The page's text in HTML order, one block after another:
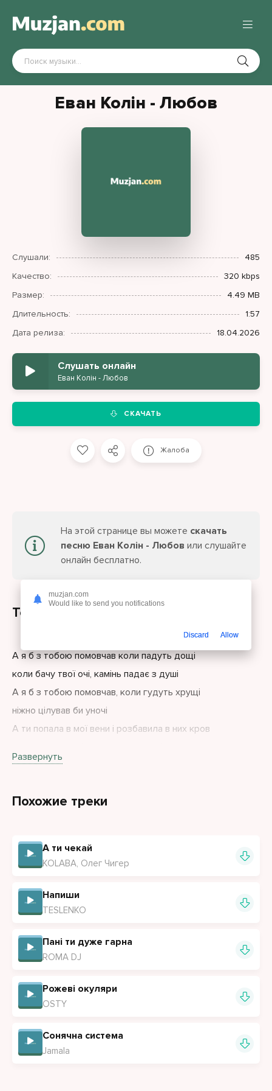
Еван Колін - Любов
Слушали:
485
Качество:
320 kbps
Размер:
4.49 MB
Длительность:
1:57
Дата релиза:
18.04.2026
Слушать онлайн
Еван Колін - Любов
СКАЧАТЬ
Жалоба
На этой странице вы можете скачать
песню Еван Колін - Любов или слушайте
онлайн бесплатно.
Текст песни
А я б з тобою помовчав коли падуть дощі
коли бачу твої очі, камінь падає з душі
А я б з тобою помовчав, коли гудуть хрущі
ніжно цілував би уночі
А ти попала в мої вени і розбавила в них кров
А ти попала в мої вени і розбавила в них кров
і моя край обниця і не все так просто
Моя мілашка низенька зростом
А я закоханий в тебе, павука
з тобою пропадає напруга
Развернуть
Похожие треки
А ти чекай
KOLABA, Олег Чигер
Напиши
TESLENKO
Пані ти дуже гарна
ROMA DJ
Рожеві окуляри
OSTY
Сонячна система
Jamala
muzjan.com
Would like to send you notifications
Discard Allow